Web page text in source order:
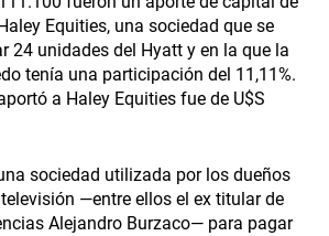
Equities, una sociedad que se
24 unidades del Hyatt y en la que la
tenía una participación del 11,11%.
a Haley Equities fue de U$S
sociedad utilizada por los dueños
—entre ellos el ex titular de
Alejandro Burzaco— para pagar